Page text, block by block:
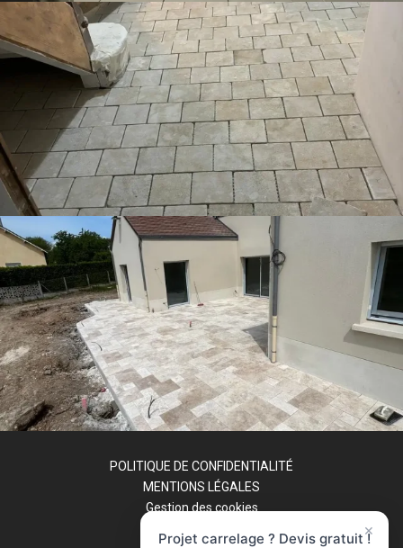
POLITIQUE DE CONFIDENTIALITÉ
MENTIONS LÉGALES
Gestion des cookies
×
Projet carrelage ? Devis gratuit !